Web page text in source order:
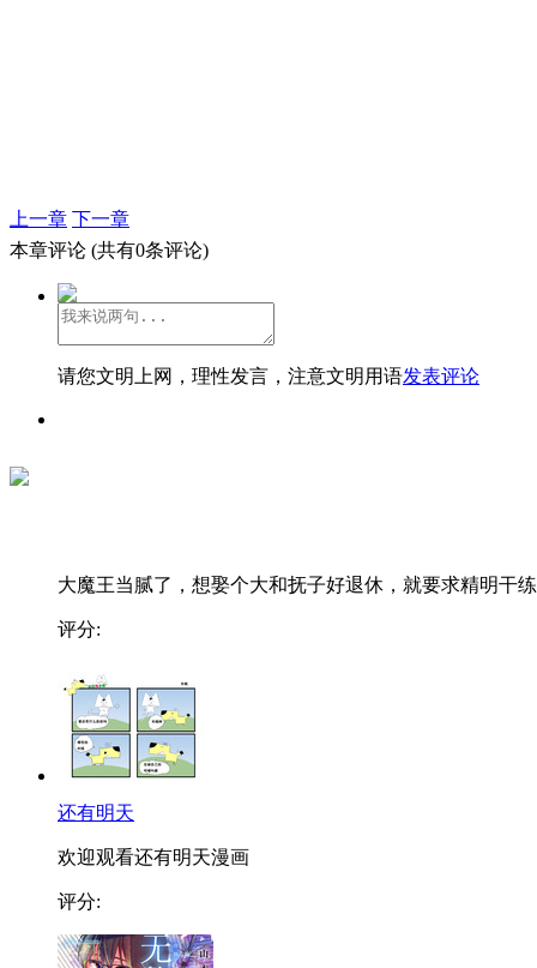
上一章 下一章
本章评论 (共有0条评论)
请您文明上网，理性发言，注意文明用语发表评论
大魔王当腻了，想娶个大和抚子好退休，就要求精明干
评分:
还有明天
欢迎观看还有明天漫画
评分: